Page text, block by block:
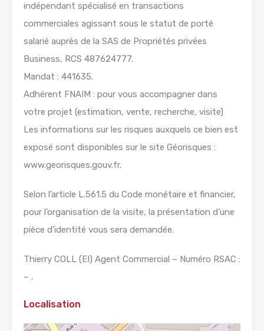
indépendant spécialisé en transactions
commerciales agissant sous le statut de porté
salarié auprès de la SAS de Propriétés privées
Business, RCS 487624777.
Mandat : 441635.
Adhérent FNAIM : pour vous accompagner dans
votre projet (estimation, vente, recherche, visite)
Les informations sur les risques auxquels ce bien est
exposé sont disponibles sur le site Géorisques :
www.georisques.gouv.fr.
Selon l’article L.561.5 du Code monétaire et financier,
pour l’organisation de la visite, la présentation d’une
pièce d’identité vous sera demandée.
Thierry COLL (EI) Agent Commercial – Numéro RSAC :
– .
Localisation